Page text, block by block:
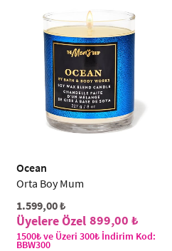
Ocean
Orta Boy Mum
1.599,00 ₺
899,00 ₺
1500₺ ve Üzeri 300₺ İndirim Kod:
BBW300